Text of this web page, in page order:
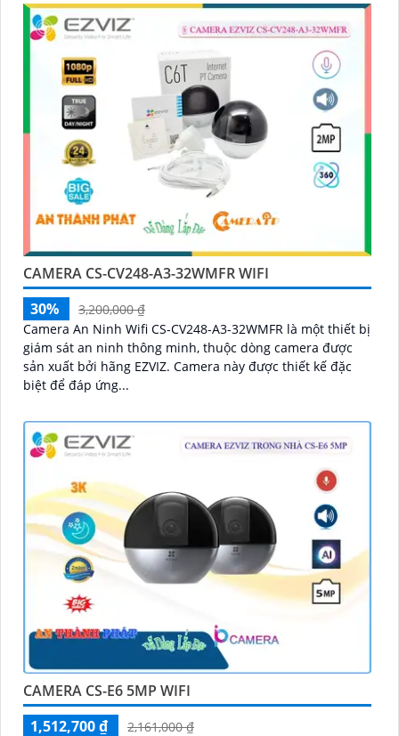
CAMERA CS-CV248-A3-32WMFR WIFI
30%
3,200,000 ₫
Camera An Ninh Wifi CS-CV248-A3-32WMFR là một thiết bị
giám sát an ninh thông minh, thuộc dòng camera được
sản xuất bởi hãng EZVIZ. Camera này được thiết kế đặc
biệt để đáp ứng...
CAMERA CS-E6 5MP WIFI
1,512,700 ₫
2,161,000 ₫